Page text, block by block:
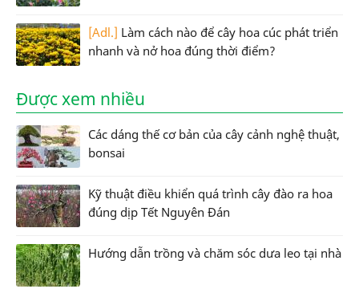
[Adl.] Làm cách nào để cây hoa cúc phát triển
nhanh và nở hoa đúng thời điểm?
Được xem nhiều
Các dáng thế cơ bản của cây cảnh nghệ thuật,
bonsai
Kỹ thuật điều khiển quá trình cây đào ra hoa
đúng dịp Tết Nguyên Đán
Hướng dẫn trồng và chăm sóc dưa leo tại nhà